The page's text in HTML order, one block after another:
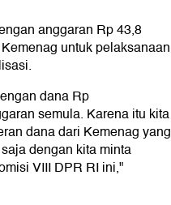
anggaran Rp 43,8
untuk pelaksanaan
dana Rp
semula. Karena itu kita
dana dari Kemenag yang
dengan kita minta
VIII DPR RI ini,"